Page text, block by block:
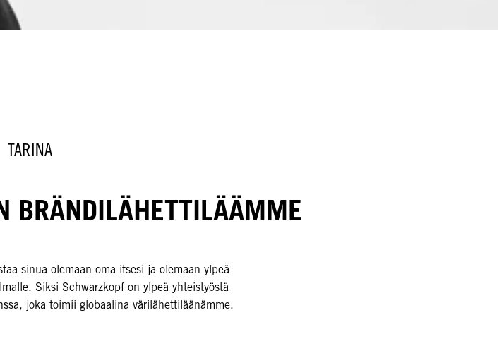
TARINA
BRÄNDILÄHETTILÄÄMME
sinua olemaan oma itsesi ja olemaan ylpeä
Siksi Schwarzkopf on ylpeä yhteistyöstä
joka toimii globaalina värilähettiläänämme.